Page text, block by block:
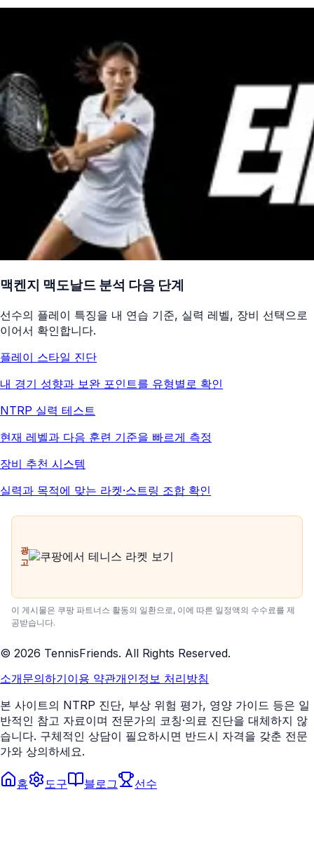
맥켄지 맥도날드 분석 다음 단계
선수의 플레이 특징을 내 연습 기준, 실력 레벨, 장비 선택으로
이어서 확인합니다.
플레이 스타일 진단
내 경기 성향과 보완 포인트를 유형별로 확인
NTRP 실력 테스트
현재 레벨과 다음 훈련 기준을 빠르게 측정
장비 추천 시스템
실력과 목적에 맞는 라켓·스트링 조합 확인
광
고
이 게시물은 쿠팡 파트너스 활동의 일환으로, 이에 따른 일정액의 수수료를 제
공받습니다.
© 2026 TennisFriends. All Rights Reserved.
소개문의하기이용 약관개인정보 처리방침
본 사이트의 NTRP 진단, 부상 위험 평가, 영양 가이드 등은 일
반적인 참고 자료이며 전문가의 코칭·의료 진단을 대체하지 않
습니다. 구체적인 상담이 필요하시면 반드시 자격을 갖춘 전문
가와 상의하세요.
홈 도구 블로그 선수